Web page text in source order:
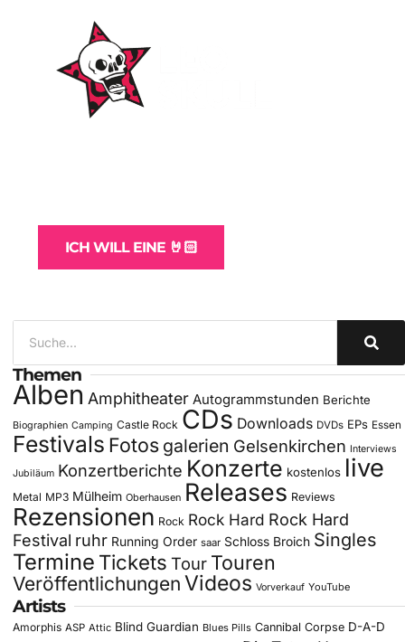
ICH WILL EINE 🤘🏻
Themen
Alben Amphitheater Autogrammstunden Berichte
Biographien Camping Castle Rock CDs Downloads DVDs EPs Essen
Festivals Fotos galerien Gelsenkirchen Interviews
Jubiläum Konzertberichte Konzerte kostenlos live
Metal MP3 Mülheim Oberhausen Releases Reviews
Rezensionen Rock Rock Hard Rock Hard
Festival ruhr Running Order saar Schloss Broich Singles
Termine Tickets Tour Touren
Veröffentlichungen Videos Vorverkauf YouTube
Artists
Amorphis ASP Attic Blind Guardian Blues Pills Cannibal Corpse D-A-D